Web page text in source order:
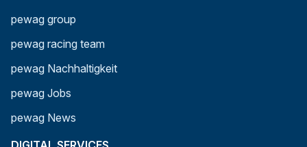
pewag group
pewag racing team
pewag Nachhaltigkeit
pewag Jobs
pewag News